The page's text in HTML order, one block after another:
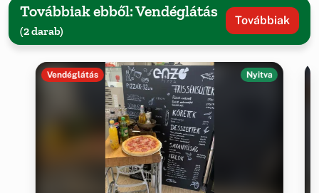
Továbbiak ebből: Vendéglátás
(2 darab)
Továbbiak
Vendéglátás Nyitva